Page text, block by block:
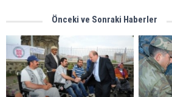
Önceki ve Sonraki Haberler